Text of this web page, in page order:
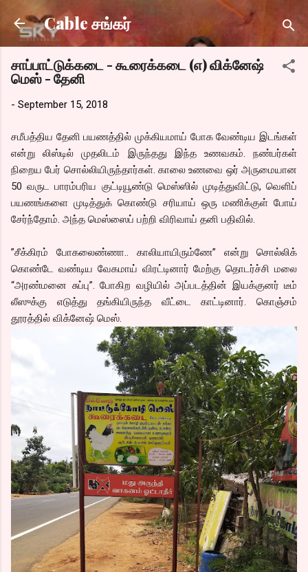
Skip to main content
Cable சங்கர்
சாப்பாட்டுக்கடை - கூரைக்கடை (எ) விக்னேஷ்
மெஸ் - தேனி
- September 15, 2018
சமீபத்திய தேனி பயணத்தில் முக்கியமாய் போக வேண்டிய இடங்கள்
என்று லிஸ்டில் முதலிடம் இருந்தது இந்த உணவகம். நண்பர்கள்
நிறைய பேர் சொல்லியிருந்தார்கள். காலை உணவை ஒர் அருமையான
50 வருட பாரம்பரிய குட்டியூண்டு மெஸ்ஸில் முடித்துவிட்டு, வெளிப்
பயணங்களை முடித்துக் கொண்டு சரியாய் ஒரு மணிக்குள் போய்
சேர்ந்தோம். அந்த மெஸ்ஸைப் பற்றி விரிவாய் தனி பதிவில்.
”சீக்கிரம் போகலைண்ணா.. காலியாயிரும்ணே” என்று சொல்லிக்
கொண்டே வண்டிய வேகமாய் விரட்டினார் மேற்கு தொடர்ச்சி மலை
“அரண்மனை சுப்பு”. போகிற வழியில் அப்படத்தின் இயக்குனர் டீம்
லீஸுக்கு எடுத்து தங்கியிருந்த வீட்டை காட்டினார். கொஞ்சம்
தூரத்தில் விக்னேஷ் மெஸ்.